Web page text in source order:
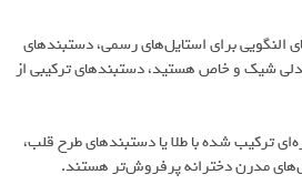
النگویی برای استایل‌های رسمی، دستبندهای
شیک و خاص هستید، دستبندهای ترکیبی از
ترکیب شده با طلا یا دستبندهای طرح قلب،
مدرن دخترانه پرفروش‌تر هستند.